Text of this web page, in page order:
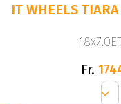
IT WHEELS
Fr.